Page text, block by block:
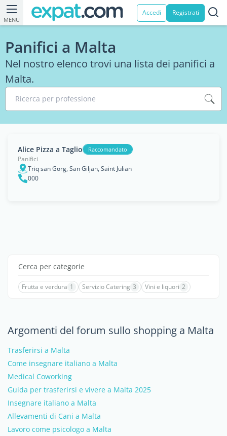
MENU
Accedi Registrati
Panifici a Malta
Nel nostro elenco trovi una lista dei panifici a
Malta.
Ricerca per professione
Alice Pizza a Taglio Raccomandato
Panifici
Triq san Gorg, San Giljan, Saint Julian
000
Cerca per categorie
Frutta e verdura 1 Servizio Catering 3 Vini e liquori 2
Argomenti del forum sullo shopping a Malta
Trasferirsi a Malta
Come insegnare italiano a Malta
Medical Coworking
Guida per trasferirsi e vivere a Malta 2025
Insegnare italiano a Malta
Allevamenti di Cani a Malta
Lavoro come psicologo a Malta